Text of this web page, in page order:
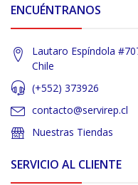
ENCUÉNTRANOS
Lautaro Espíndola
Chile
(+552) 373926
contacto@servirep.cl
Nuestras Tiendas
SERVICIO AL CLIENTE